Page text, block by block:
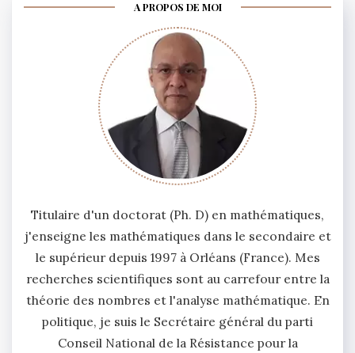
A PROPOS DE MOI
Titulaire d'un doctorat (Ph. D) en mathématiques,
j'enseigne les mathématiques dans le secondaire et
le supérieur depuis 1997 à Orléans (France). Mes
recherches scientifiques sont au carrefour entre la
théorie des nombres et l'analyse mathématique. En
politique, je suis le Secrétaire général du parti
Conseil National de la Résistance pour la